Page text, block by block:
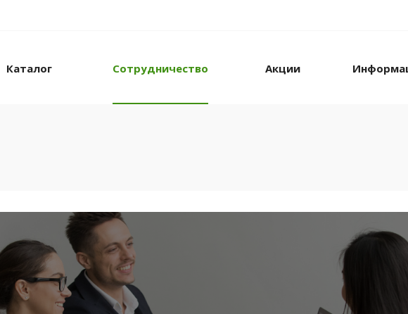
Каталог Сотрудничество Акции